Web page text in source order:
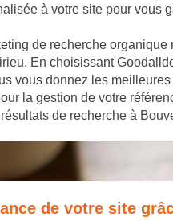
à votre site pour vous
de recherche
En choisissant
vous donnez les
la gestion de votre
de recherche à
de votre site